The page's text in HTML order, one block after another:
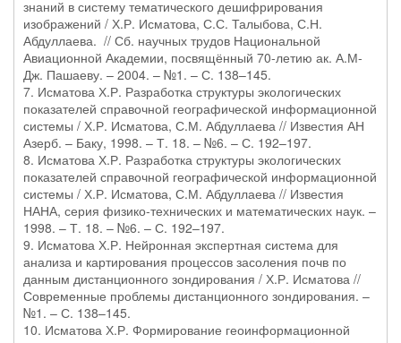
знаний в систему тематического дешифрирования
изображений / Х.Р. Исматова, С.С. Талыбова, С.Н.
Абдуллаева. // Сб. научных трудов Национальной
Авиационной Академии, посвящённый 70-летию ак. А.М-
Дж. Пашаеву. – 2004. – №1. – С. 138–145.
7. Исматова Х.Р. Разработка структуры экологических
показателей справочной географической информационной
системы / Х.Р. Исматова, С.М. Абдуллаева // Известия АН
Азерб. – Баку, 1998. – Т. 18. – №6. – С. 192–197.
8. Исматова Х.Р. Разработка структуры экологических
показателей справочной географической информационной
системы / Х.Р. Исматова, С.М. Абдуллаева // Известия
НАНА, серия физико-технических и математических наук. –
1998. – Т. 18. – №6. – С. 192–197.
9. Исматова Х.Р. Нейронная экспертная система для
анализа и картирования процессов засоления почв по
данным дистанционного зондирования / Х.Р. Исматова //
Современные проблемы дистанционного зондирования. –
№1. – С. 138–145.
10. Исматова Х.Р. Формирование геоинформационной